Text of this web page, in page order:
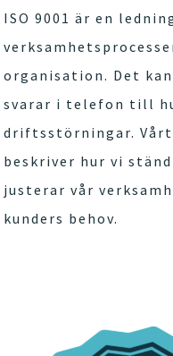
ISO 9001 är en
organisation. Det
svarar i telefon till
driftsstörningar.
beskriver hur vi
justerar vår
kunders behov.